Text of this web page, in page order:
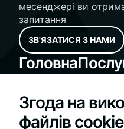
месенджері ви
запитання
ЗВ'ЯЗАТИСЯ З НАМИ
Головна
Standard Operating
Fair Housing Notice
Згода на
файлів cookie